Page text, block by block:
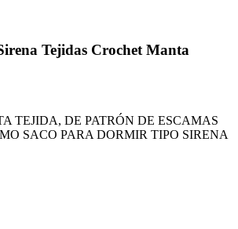
Tejidas Crochet Manta
TEJIDA, DE PATRÓN DE ESCAMAS
SACO PARA DORMIR TIPO SIRENA